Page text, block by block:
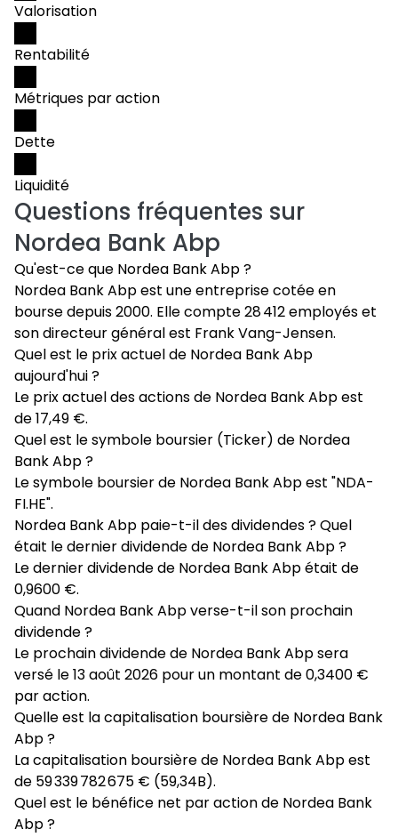
Valorisation
Rentabilité
Métriques par action
Dette
Liquidité
Questions fréquentes sur
Nordea Bank Abp
Qu'est-ce que Nordea Bank Abp ?
Nordea Bank Abp est une entreprise cotée en
bourse depuis 2000. Elle compte 28 412 employés et
son directeur général est Frank Vang-Jensen.
Quel est le prix actuel de Nordea Bank Abp
aujourd'hui ?
Le prix actuel des actions de Nordea Bank Abp est
de 17,49 €.
Quel est le symbole boursier (Ticker) de Nordea
Bank Abp ?
Le symbole boursier de Nordea Bank Abp est "NDA-
FI.HE".
Nordea Bank Abp paie-t-il des dividendes ? Quel
était le dernier dividende de Nordea Bank Abp ?
Le dernier dividende de Nordea Bank Abp était de
0,9600 €.
Quand Nordea Bank Abp verse-t-il son prochain
dividende ?
Le prochain dividende de Nordea Bank Abp sera
versé le 13 août 2026 pour un montant de 0,3400 €
par action.
Quelle est la capitalisation boursière de Nordea Bank
Abp ?
La capitalisation boursière de Nordea Bank Abp est
de 59 339 782 675 € (59,34B).
Quel est le bénéfice net par action de Nordea Bank
Abp ?